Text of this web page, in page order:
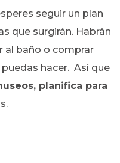
seguir un plan
que surgirán. Habrán
al baño o comprar
hacer. Así que
planifica para